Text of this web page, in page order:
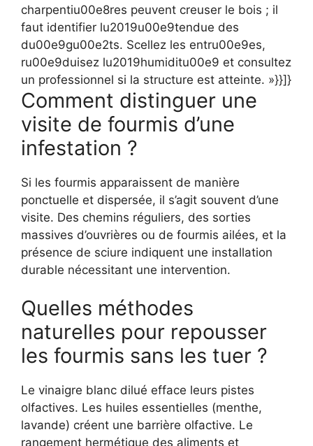
charpentiu00e8res peuvent creuser le bois ; il
faut identifier lu2019u00e9tendue des
du00e9gu00e2ts. Scellez les entru00e9es,
ru00e9duisez lu2019humiditu00e9 et consultez
un professionnel si la structure est atteinte. »}}]}
Comment distinguer une
visite de fourmis d’une
infestation ?
Si les fourmis apparaissent de manière
ponctuelle et dispersée, il s’agit souvent d’une
visite. Des chemins réguliers, des sorties
massives d’ouvrières ou de fourmis ailées, et la
présence de sciure indiquent une installation
durable nécessitant une intervention.
Quelles méthodes
naturelles pour repousser
les fourmis sans les tuer ?
Le vinaigre blanc dilué efface leurs pistes
olfactives. Les huiles essentielles (menthe,
lavande) créent une barrière olfactive. Le
rangement hermétique des aliments et